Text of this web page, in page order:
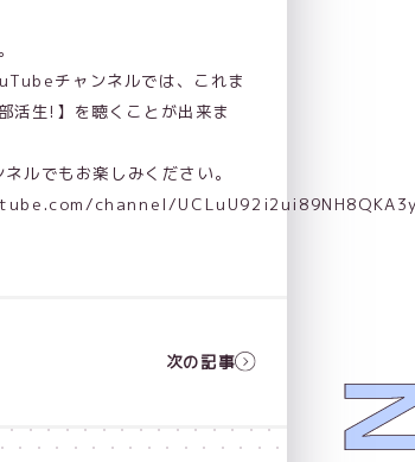
チャンネルでは、これま
活生!】を聴くことが出来ま
ルでもお楽しみください。
channel/
次の記事